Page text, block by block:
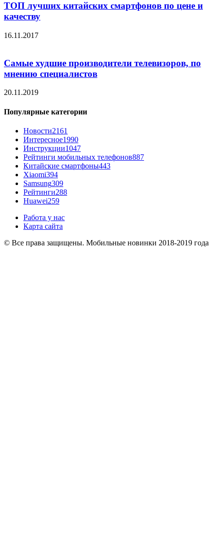
ТОП лучших китайских смартфонов по цене и
качеству
16.11.2017
Самые худшие производители телевизоров, по
мнению специалистов
20.11.2019
Популярные категории
Новости2161
Интересное1990
Инструкции1047
Рейтинги мобильных телефонов887
Китайские смартфоны443
Xiaomi394
Samsung309
Рейтинги288
Huawei259
Работа у нас
Карта сайта
© Все права защищены. Мобильные новинки 2018-2019 года